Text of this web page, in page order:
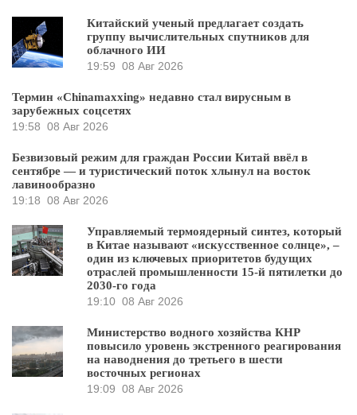
Китайский ученый предлагает создать
группу вычислительных спутников для
облачного ИИ
19:59 08 Авг 2026
Термин «Chinamaxxing» недавно стал вирусным в
зарубежных соцсетях
19:58 08 Авг 2026
Безвизовый режим для граждан России Китай ввёл в
сентябре — и туристический поток хлынул на восток
лавинообразно
19:18 08 Авг 2026
Управляемый термоядерный синтез, который
в Китае называют «искусственное солнце», –
один из ключевых приоритетов будущих
отраслей промышленности 15-й пятилетки до
2030-го года
19:10 08 Авг 2026
Министерство водного хозяйства КНР
повысило уровень экстренного реагирования
на наводнения до третьего в шести
восточных регионах
19:09 08 Авг 2026